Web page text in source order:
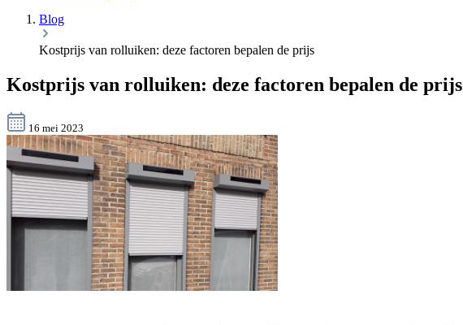
Blog
Kostprijs van rolluiken: deze factoren bepalen de prijs
Kostprijs van rolluiken: deze factoren bepalen de prijs
16 mei 2023